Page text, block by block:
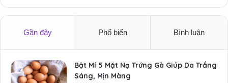
Gần đây Phổ biến Bình luận
Bật Mí 5 Mặt Nạ Trứng Gà Giúp Da Trắng
Sáng, Mịn Màng